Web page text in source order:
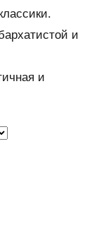
и
и